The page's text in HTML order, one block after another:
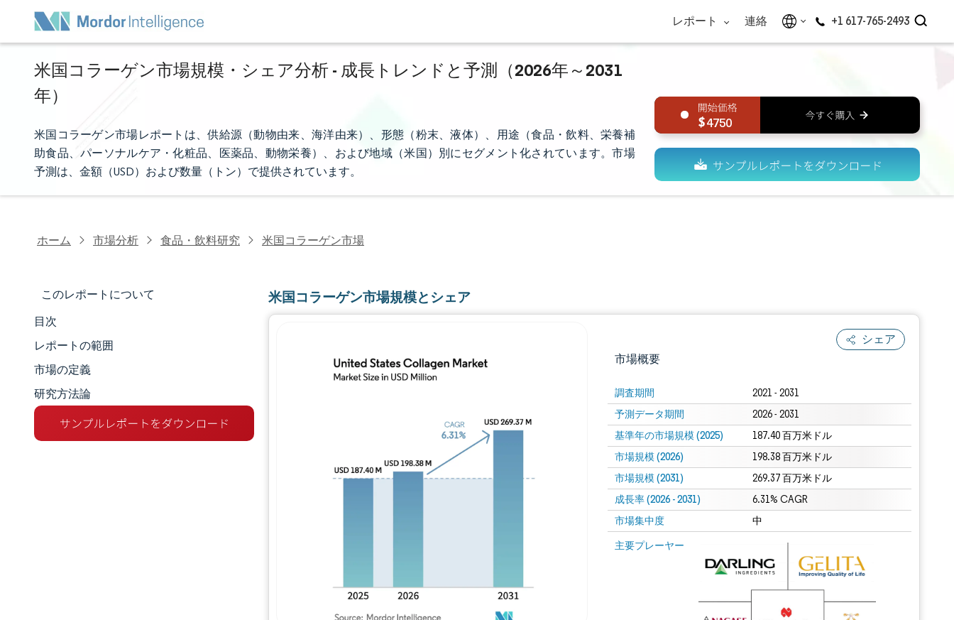
レポート 連絡 +1 617-765-2493
米国コラーゲン市場規模・シェア分析 - 成長トレンドと予測（2026年～2031
年）
米国コラーゲン市場レポートは、供給源（動物由来、海洋由来）、形態（粉末、液体）、用途（食品・飲料、栄養補
助食品、パーソナルケア・化粧品、医薬品、動物栄養）、および地域（米国）別にセグメント化されています。市場
予測は、金額（USD）および数量（トン）で提供されています。
4750
ホーム 市場分析 食品・飲料研究 米国コラーゲン市場
このレポートについて
市場規模とシェア
市場分析
トレンドとインサイト
セグメント分析
目次
レポートの範囲
市場の定義
研究方法論
米国コラーゲン市場規模とシェア
シェア
市場概要
調査期間 2021 - 2031
予測データ期間 2026 - 2031
基準年の市場規模 (2025) 187.40 百万米ドル
市場規模 (2026) 198.38 百万米ドル
市場規模 (2031) 269.37 百万米ドル
成長率 (2026 - 2031) 6.31% CAGR
市場集中度 中
主要プレーヤー
画像 © Mordor Intelligence。再利用にはCC BY 4.0の表示が必要です。
画像 © Mordor Intelligence。再利用にはCC BY 4.0の表示が必要です。